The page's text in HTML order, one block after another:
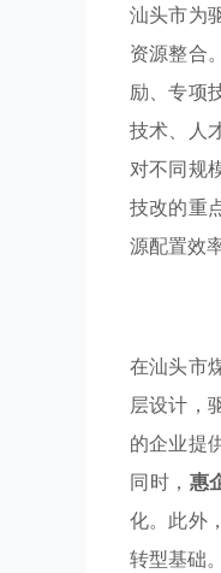
汕头市为
资源整合
励、专项
技术、人
对不同规
技改的重
源配置效
在汕头市
层设计，
的企业提
同时， 惠
化。此外
转型基础。